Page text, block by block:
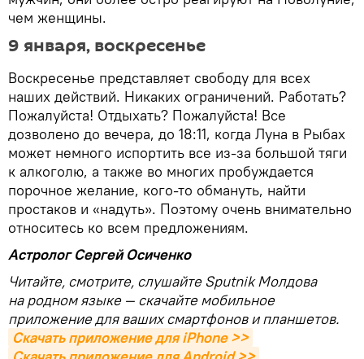
чем женщины.
9 января, воскресенье
Воскресенье представляет свободу для всех
наших действий. Никаких ограничений. Работать?
Пожалуйста! Отдыхать? Пожалуйста! Все
дозволено до вечера, до 18:11, когда Луна в Рыбах
может немного испортить все из-за большой тяги
к алкоголю, а также во многих пробуждается
порочное желание, кого-то обмануть, найти
простаков и «надуть». Поэтому очень внимательно
относитесь ко всем предложениям.
Астролог Сергей Осиченко
Читайте, смотрите, слушайте Sputnik Молдова
на родном языке — скачайте мобильное
приложение для ваших смартфонов и планшетов.
Скачать приложение для iPhone >>